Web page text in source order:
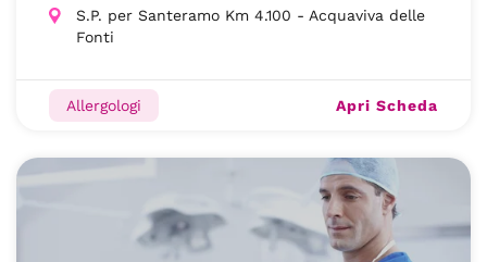
S.P. per Santeramo Km 4.100 - Acquaviva delle
Fonti
Allergologi Apri Scheda